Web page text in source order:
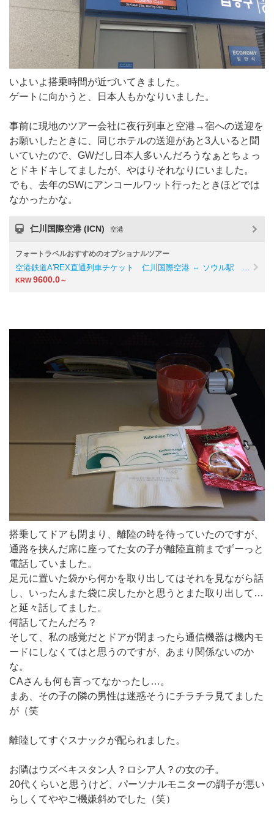
いよいよ搭乗時間が近づいてきました。
ゲートに向かうと、日本人もかなりいました。
事前に現地のツアー会社に夜行列車と空港→宿への送迎を
お願いしたときに、同じホテルの送迎があと3人いると聞
いていたので、GWだし日本人多いんだろうなぁとちょっ
とドキドキしてましたが、やはりそれなりにいました。
でも、去年のSWにアンコールワット行ったときほどでは
なかったかな。
仁川国際空港 (ICN) 空港
フォートラベルおすすめのオプショナルツアー
空港鉄道A'REX直通列車チケット 仁川国際空港 ⇔ ソウル駅 …
KRW9600.0～
搭乗してドアも閉まり、離陸の時を待っていたのですが、
通路を挟んだ席に座ってた女の子が離陸直前までずーっと
電話していました。
足元に置いた袋から何かを取り出してはそれを見ながら話
し、いったんまた袋に戻したかと思うとまた取り出して…
と延々話してました。
何話してたんだろ？
そして、私の感覚だとドアが閉まったら通信機器は機内モ
ードにしなくてはと思うのですが、あまり関係ないのか
な。
CAさんも何も言ってなかったし…。
まあ、その子の隣の男性は迷惑そうにチラチラ見てました
が（笑
離陸してすぐスナックが配られました。
お隣はウズベキスタン人？ロシア人？の女の子。
20代くらいと思うけど、パーソナルモニターの調子が悪い
らしくてややご機嫌斜めでした（笑）